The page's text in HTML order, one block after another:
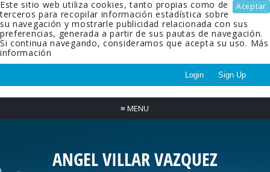
Aceptar
Este sitio web utiliza cookies, tanto propias como de
terceros para recopilar información estadística sobre
su navegación y mostrarle publicidad relacionada con sus
preferencias, generada a partir de sus pautas de navegación.
Si continua navegando, consideramos que acepta su uso. Más
información
Login Sign Up
≡ MENU
ANGEL VILLAR VAZQUEZ